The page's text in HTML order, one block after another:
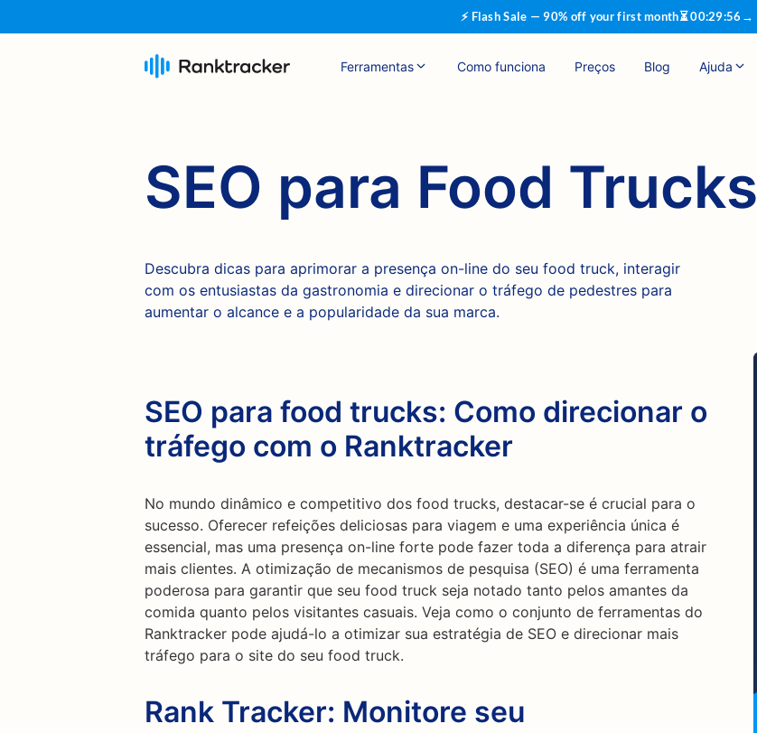
⚡ Flash Sale — 90% off your first month⏳00:29:55 →
Ferramentas Como funciona Preços Blog Ajuda
SEO para Food Trucks
Descubra dicas para aprimorar a presença on-line do seu food truck, interagir
com os entusiastas da gastronomia e direcionar o tráfego de pedestres para
aumentar o alcance e a popularidade da sua marca.
SEO para food trucks: Como direcionar o
tráfego com o Ranktracker
No mundo dinâmico e competitivo dos food trucks, destacar-se é crucial para o
sucesso. Oferecer refeições deliciosas para viagem e uma experiência única é
essencial, mas uma presença on-line forte pode fazer toda a diferença para atrair
mais clientes. A otimização de mecanismos de pesquisa (SEO) é uma ferramenta
poderosa para garantir que seu food truck seja notado tanto pelos amantes da
comida quanto pelos visitantes casuais. Veja como o conjunto de ferramentas do
Ranktracker pode ajudá-lo a otimizar sua estratégia de SEO e direcionar mais
tráfego para o site do seu food truck.
Rank Tracker: Monitore seu